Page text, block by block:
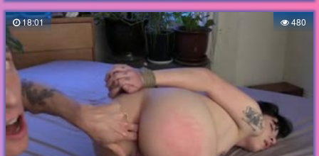
18:01 480